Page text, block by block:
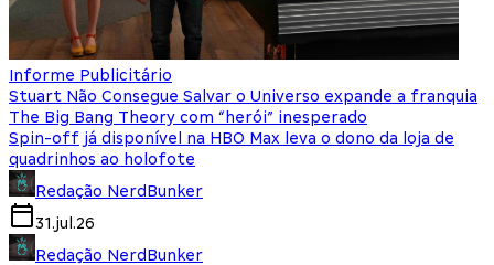
Informe Publicitário
Stuart Não Consegue Salvar o Universo expande a franquia
The Big Bang Theory com “herói” inesperado
Spin-off já disponível na HBO Max leva o dono da loja de
quadrinhos ao holofote
Redação NerdBunker
31.jul.26
Redação NerdBunker